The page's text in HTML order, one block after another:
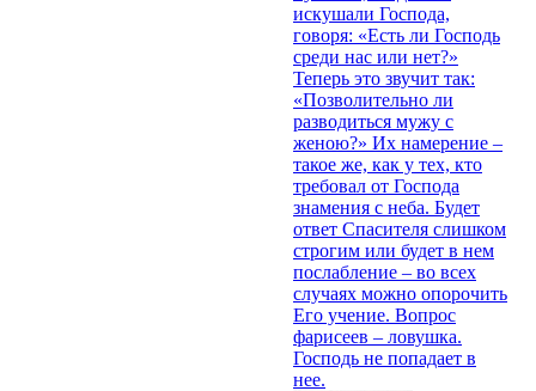
искушали Господа,
говоря: «Есть ли Господь
среди нас или нет?»
Теперь это звучит так:
«Позволительно ли
разводиться мужу с
женою?» Их намерение –
такое же, как у тех, кто
требовал от Господа
знамения с неба. Будет
ответ Спасителя слишком
строгим или будет в нем
послабление – во всех
случаях можно опорочить
Его учение. Вопрос
фарисеев – ловушка.
Господь не попадает в
нее.